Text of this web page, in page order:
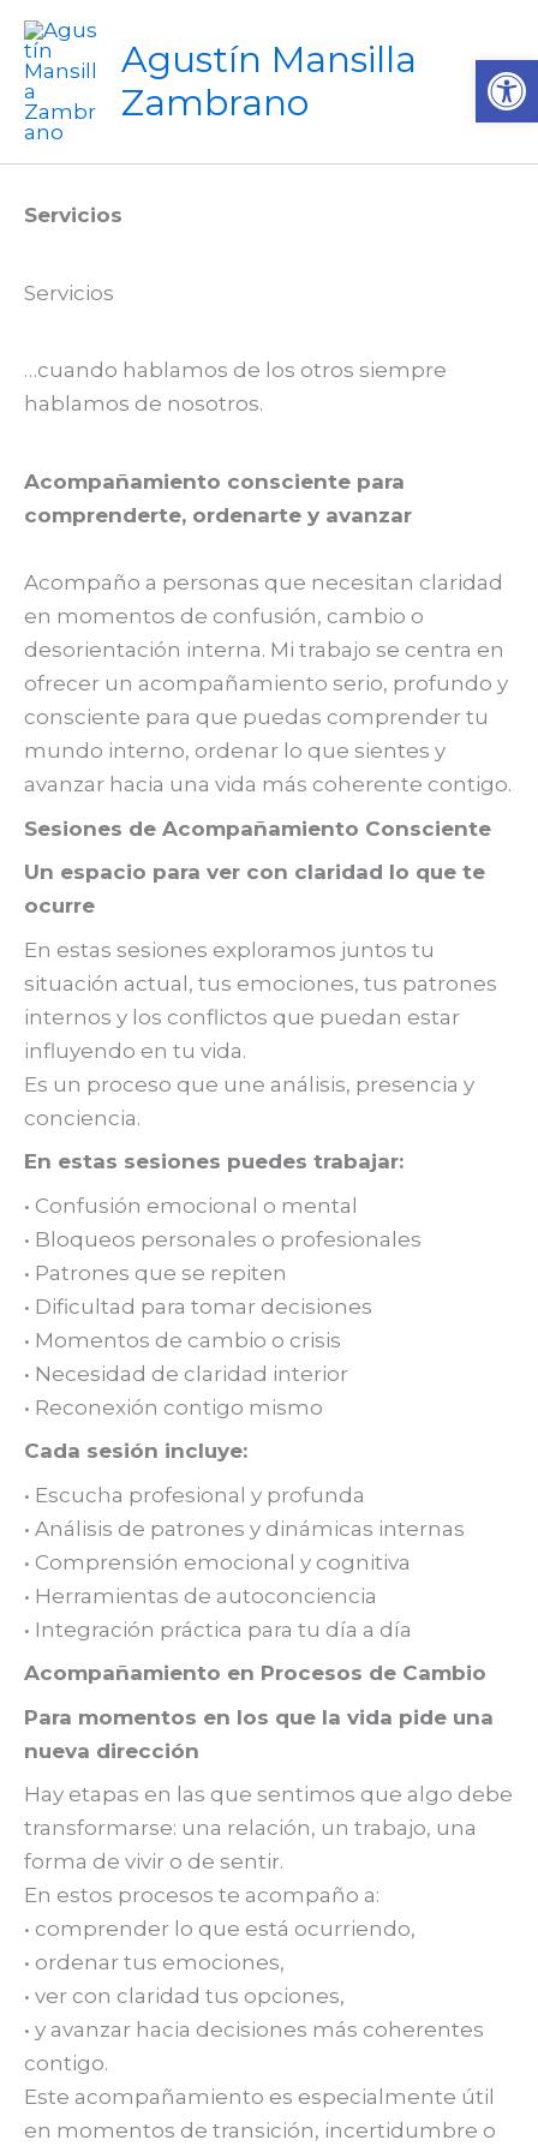
contenido
Agustín Mansilla
Zambrano
Servicios
Servicios
…cuando hablamos de los otros siempre
hablamos de nosotros.
Acompañamiento consciente para
comprenderte, ordenarte y avanzar
Acompaño a personas que necesitan claridad
en momentos de confusión, cambio o
desorientación interna. Mi trabajo se centra en
ofrecer un acompañamiento serio, profundo y
consciente para que puedas comprender tu
mundo interno, ordenar lo que sientes y
avanzar hacia una vida más coherente contigo.
Sesiones de Acompañamiento Consciente
Un espacio para ver con claridad lo que te
ocurre
En estas sesiones exploramos juntos tu
situación actual, tus emociones, tus patrones
internos y los conflictos que puedan estar
influyendo en tu vida.
Es un proceso que une análisis, presencia y
conciencia.
En estas sesiones puedes trabajar:
• Confusión emocional o mental
• Bloqueos personales o profesionales
• Patrones que se repiten
• Dificultad para tomar decisiones
• Momentos de cambio o crisis
• Necesidad de claridad interior
• Reconexión contigo mismo
Cada sesión incluye:
• Escucha profesional y profunda
• Análisis de patrones y dinámicas internas
• Comprensión emocional y cognitiva
• Herramientas de autoconciencia
• Integración práctica para tu día a día
Acompañamiento en Procesos de Cambio
Para momentos en los que la vida pide una
nueva dirección
Hay etapas en las que sentimos que algo debe
transformarse: una relación, un trabajo, una
forma de vivir o de sentir.
En estos procesos te acompaño a:
• comprender lo que está ocurriendo,
• ordenar tus emociones,
• ver con claridad tus opciones,
• y avanzar hacia decisiones más coherentes
contigo.
Este acompañamiento es especialmente útil
en momentos de transición, incertidumbre o